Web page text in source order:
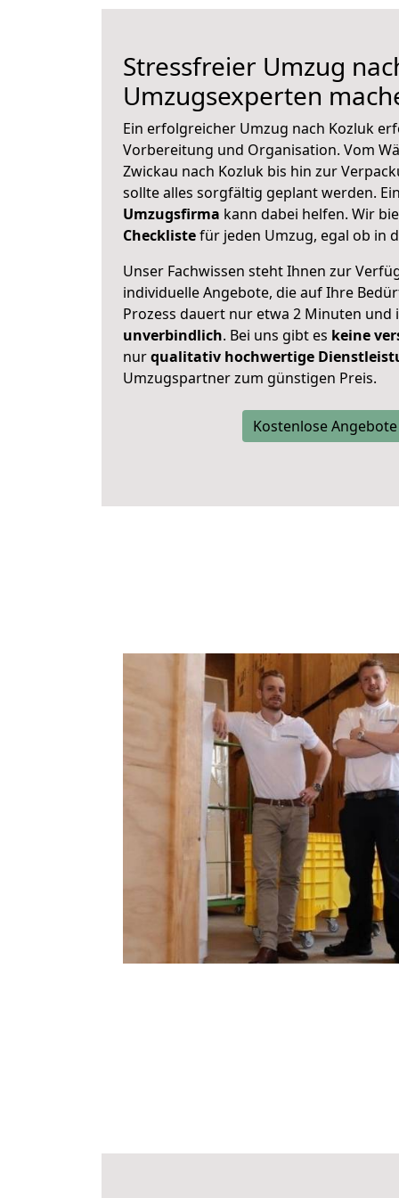
Stressfreier Umzug
Umzugsexperten
Ein erfolgreicher Umzug nach Kozluk
Vorbereitung und Organisation. Vom
Zwickau nach Kozluk bis hin zur
sollte alles sorgfältig geplant werden.
Umzugsfirma kann dabei helfen. Wir
Checklistefür jeden Umzug, egal ob in
Unser Fachwissen steht Ihnen zur
individuelle Angebote, die auf Ihre
Prozess dauert nur etwa 2 Minuten und
unverbindlich. Bei uns gibt es keine
nurqualitativ hochwertige
Umzugspartner zum günstigen Preis.
Kostenlose